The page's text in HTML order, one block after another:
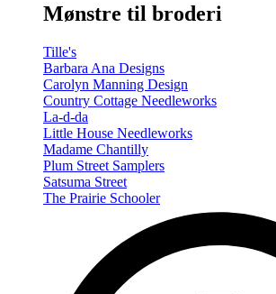
(Volume
Mønstre til broderi
Tille's
Barbara Ana Designs
Carolyn Manning Design
Country Cottage Needleworks
La-d-da
Little House Needleworks
Madame Chantilly
Plum Street Samplers
Satsuma Street
The Prairie Schooler